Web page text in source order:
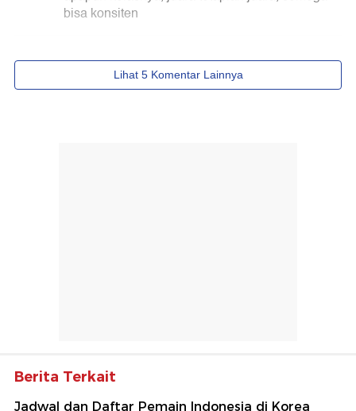
Berita Terkait
Jadwal dan Daftar Pemain Indonesia di Korea